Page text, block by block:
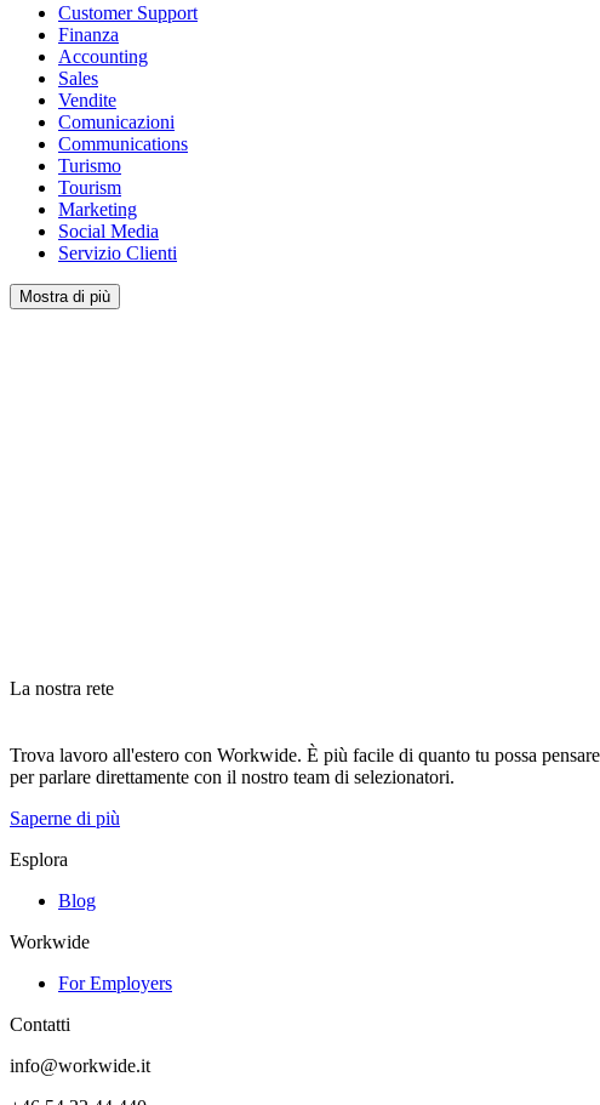
Customer Support
Finanza
Accounting
Sales
Vendite
Comunicazioni
Communications
Turismo
Tourism
Marketing
Social Media
Servizio Clienti
Mostra di più
La nostra rete
Trova lavoro all'estero con Workwide. È più facile di quanto tu possa
per parlare direttamente con il nostro team di selezionatori.
Saperne di più
Esplora
Blog
Workwide
For Employers
Contatti
info@workwide.it